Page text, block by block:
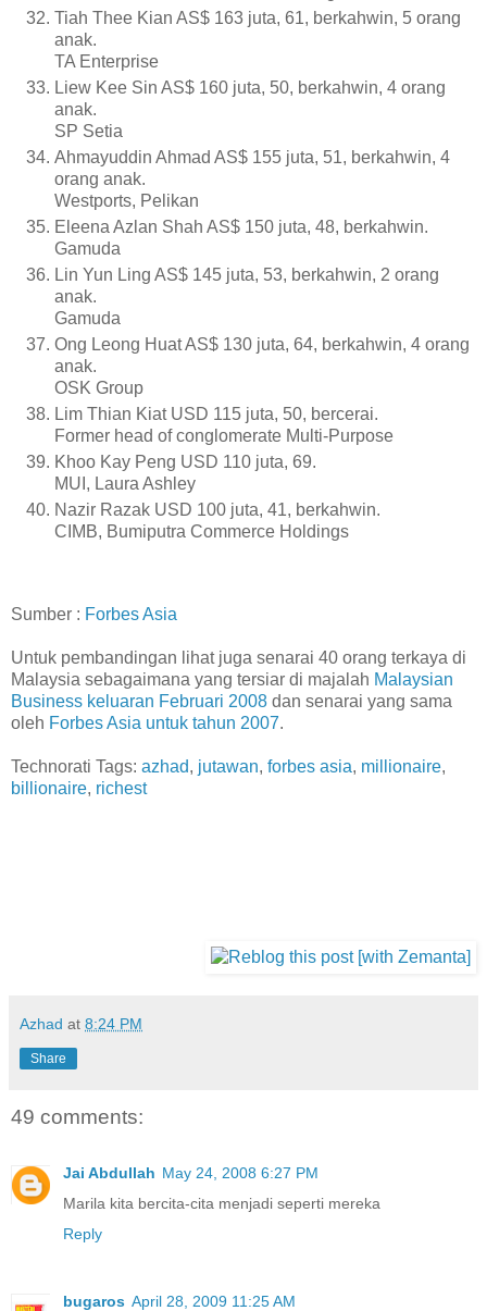
Tiah Thee Kian AS$ 163 juta, 61, berkahwin, 5 orang
anak.
TA Enterprise
Liew Kee Sin AS$ 160 juta, 50, berkahwin, 4 orang
anak.
SP Setia
Ahmayuddin Ahmad AS$ 155 juta, 51, berkahwin, 4
orang anak.
Westports, Pelikan
Eleena Azlan Shah AS$ 150 juta, 48, berkahwin.
Gamuda
Lin Yun Ling AS$ 145 juta, 53, berkahwin, 2 orang
anak.
Gamuda
Ong Leong Huat AS$ 130 juta, 64, berkahwin, 4 orang
anak.
OSK Group
Lim Thian Kiat USD 115 juta, 50, bercerai.
Former head of conglomerate Multi-Purpose
Khoo Kay Peng USD 110 juta, 69.
MUI, Laura Ashley
Nazir Razak USD 100 juta, 41, berkahwin.
CIMB, Bumiputra Commerce Holdings
Sumber : Forbes Asia
Untuk pembandingan lihat juga senarai 40 orang terkaya di
Malaysia sebagaimana yang tersiar di majalah Malaysian
Business keluaran Februari 2008 dan senarai yang sama
oleh Forbes Asia untuk tahun 2007.
Technorati Tags: azhad, jutawan, forbes asia, millionaire,
billionaire, richest
Azhad at 8:24 PM
Share
49 comments:
Jai Abdullah May 24, 2008 6:27 PM
Marila kita bercita-cita menjadi seperti mereka
Reply
bugaros April 28, 2009 11:25 AM